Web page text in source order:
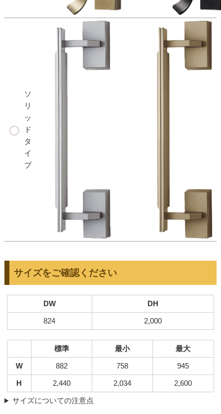
ソ
リ
ッ
ド
タ
イ
プ
サイズをご確認ください
DW DH
824 2,000
標準 最小 最大
W 882 758 945
H 2,440 2,034 2,600
サイズについての注意点